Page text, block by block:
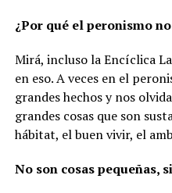
¿Por qué el peronismo
Mirá, incluso la Encíclica
en eso. A veces en el
grandes hechos y nos
grandes cosas que son
hábitat, el buen vivir, el
No son cosas pequeñas,